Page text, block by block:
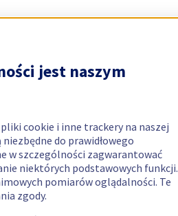
jest naszym
cookie i inne trackery na naszej
do prawidłowego
w szczególności zagwarantować
niektórych podstawowych funkcji.
pomiarów oglądalności. Te
zgody.